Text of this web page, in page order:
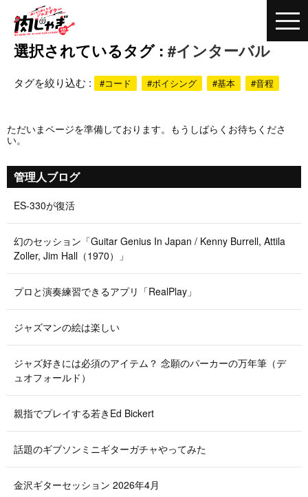
選択されているタグ : #インターバル
タグを絞り込む : #コード #ボイシング #基本 #音程
ただいまページを準備しております。もうしばらくお待ちくださ
い。
管理人ブログ
ES-330が復活
幻のセッション「Guitar Genius In Japan / Kenny Burrell, Attila
Zoller, Jim Hall（1970）」
プロと演奏練習できるアプリ「RealPlay」
ジャズマンの絵は楽しい
ジャズ好きには必須のアイテム？ 念願のパーカーの万年筆（デ
ュオフォールド）
親指でプレイする若きEd Bickert
話題のギブソンミニギターガチャやってみた
金沢ギターセッション 2026年4月